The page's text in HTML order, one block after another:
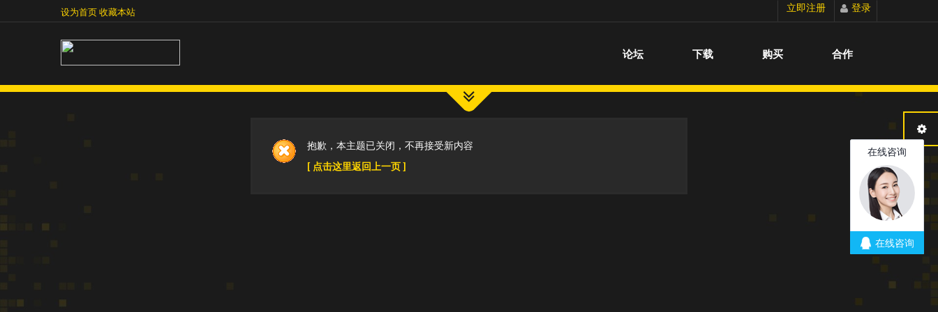
切换到宽版
设为首页收藏本站 立即注册 登录
论坛 下载 购买 合作
抱歉，本主题已关闭，不再接受新内容
[ 点击这里返回上一页 ]